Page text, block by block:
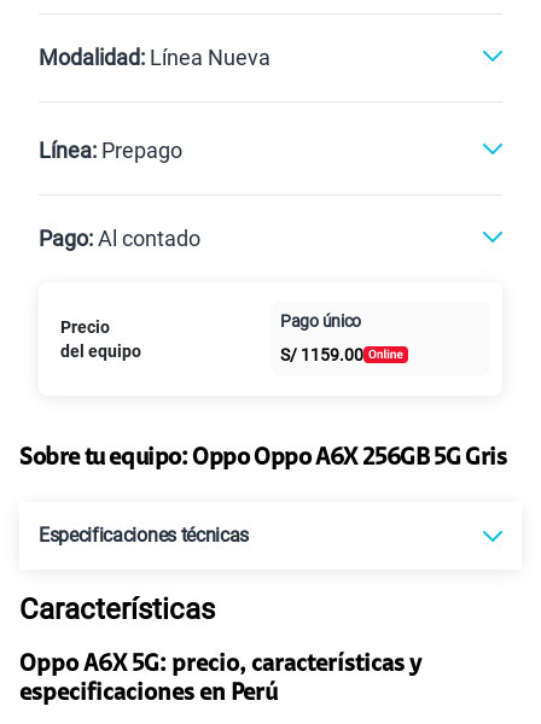
256GB
Modalidad: Línea Nueva
Renovación Celular liberado
Línea: Prepago
Postpago
Pago:Al contado
Al contado Cuotas Claro
intereses
Precio
del equipo
Pago único
S/ 1159.00
Sobre tu equipo:OppoOppo A6X 256GB 5G Gris
Especificaciones técnicas
Tecnología de Pantalla
Características
Oppo A6X 5G: precio, características y
especificaciones en Perú